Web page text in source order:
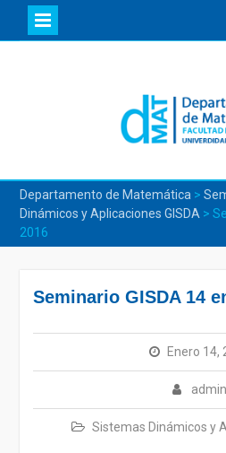
Departamento de Matemática >
Dinámicos y Aplicaciones GISDA >
2016
Seminario GISDA 14
Enero 14,
admin
Sistemas Dinámicos y